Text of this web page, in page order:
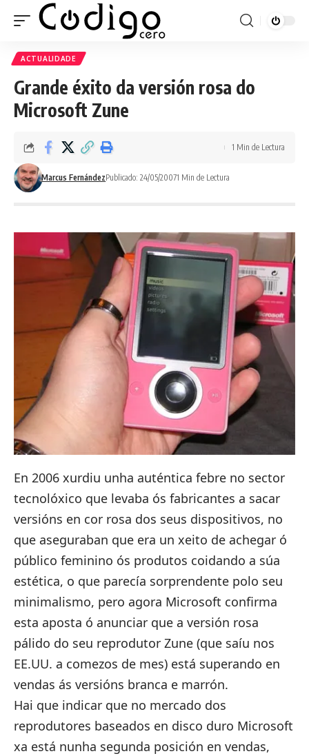
ACTUALIDADE
Grande éxito da versión rosa do
Microsoft Zune
Marcus FernándezPublicado: 24/05/20071 Min de Lectura
1 Min de Lectura
En 2006 xurdiu unha auténtica febre no sector
tecnolóxico que levaba ós fabricantes a sacar
versións en cor rosa dos seus dispositivos, no
que aseguraban que era un xeito de achegar ó
público feminino ós produtos coidando a súa
estética, o que parecía sorprendente polo seu
minimalismo, pero agora Microsoft confirma
esta aposta ó anunciar que a versión rosa
pálido do seu reprodutor Zune (que saíu nos
EE.UU. a comezos de mes) está superando en
vendas ás versións branca e marrón.
Hai que indicar que no mercado dos
reprodutores baseados en disco duro Microsoft
xa está nunha segunda posición en vendas,